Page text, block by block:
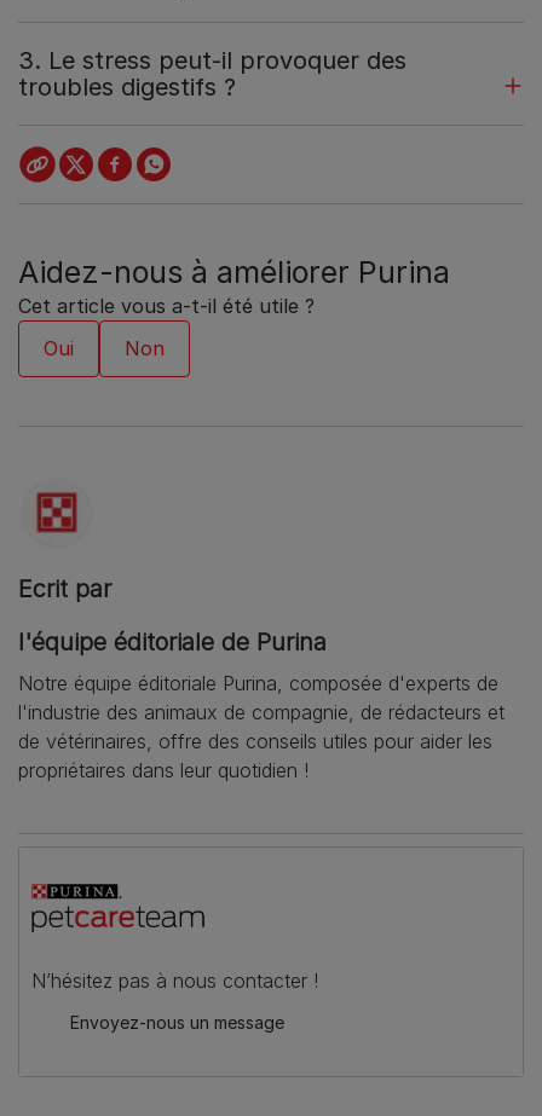
3. Le stress peut-il provoquer des
troubles digestifs ?
Aidez-nous à améliorer Purina
Cet article vous a-t-il été utile ?
Ecrit par
l'équipe éditoriale de Purina
Notre équipe éditoriale Purina, composée d'experts de
l'industrie des animaux de compagnie, de rédacteurs et
de vétérinaires, offre des conseils utiles pour aider les
propriétaires dans leur quotidien !
N’hésitez pas à nous contacter !
Envoyez-nous un message